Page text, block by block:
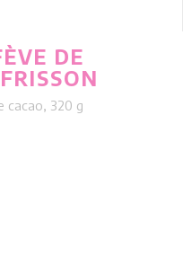
DE
cacao, 320 g